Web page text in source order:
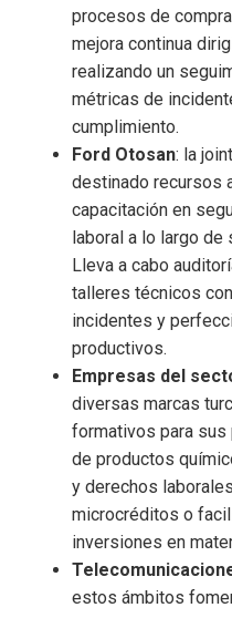
procesos de
mejora continua
realizando un
métricas de
cumplimiento.
Ford Otosan: la
destinado recursos
capacitación en
laboral a lo largo de
Lleva a cabo
talleres técnicos
incidentes y
productivos.
Empresas del
diversas marcas
formativos para sus
de productos
y derechos
microcréditos o
inversiones en
estos ámbitos